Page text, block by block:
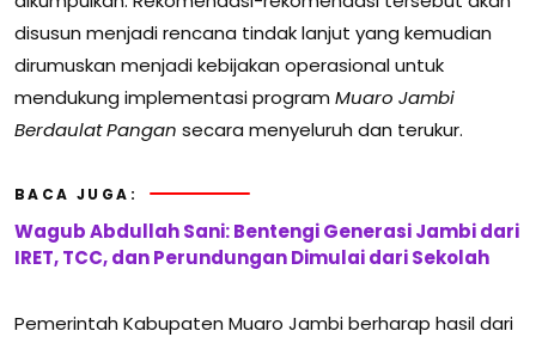
disusun menjadi rencana tindak lanjut yang kemudian
dirumuskan menjadi kebijakan operasional untuk
mendukung implementasi program Muaro Jambi
Berdaulat Pangan secara menyeluruh dan terukur.
BACA JUGA:
Wagub Abdullah Sani: Bentengi Generasi Jambi dari
IRET, TCC, dan Perundungan Dimulai dari Sekolah
Pemerintah Kabupaten Muaro Jambi berharap hasil dari